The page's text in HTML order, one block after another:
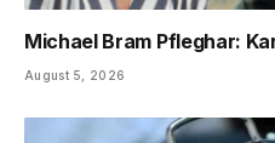
Michael Bram Pfleghar:
August 5, 2026